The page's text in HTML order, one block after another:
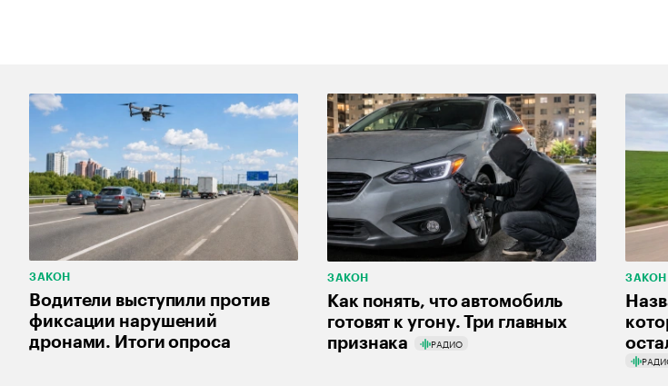
ЗАКОН
Водители выступили против
фиксации нарушений
дронами. Итоги опроса
ЗАКОН
Как понять, что автомобиль
готовят к угону. Три главных
признака
РАДИО
ЗАКОН